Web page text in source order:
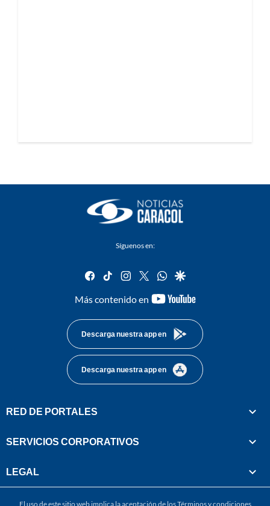
Síguenos en:
facebook
tiktok instagram
twitterwhatsapp
google
Más contenido en
youtube-
Descarga nuestra app en
Descarga nuestra app en
RED DE PORTALES
SERVICIOS CORPORATIVOS
LEGAL
El uso de este sitio web implica la aceptación de losTérminos y condiciones